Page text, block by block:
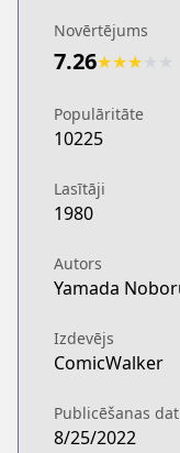
novelUpdates
novelUpdates
Book☆Walker
Book☆Walker
Novērtējums
7.26★★★
Populāritāte
10225
Lasītāji
1980
Autors
Yamada
Izdevējs
ComicWalker
Publicēšanas
8/25/2022